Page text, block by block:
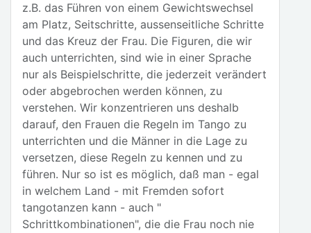
z.B. das Führen von einem Gewichtswechsel
am Platz, Seitschritte, aussenseitliche Schritte
und das Kreuz der Frau. Die Figuren, die wir
auch unterrichten, sind wie in einer Sprache
nur als Beispielschritte, die jederzeit verändert
oder abgebrochen werden können, zu
verstehen. Wir konzentrieren uns deshalb
darauf, den Frauen die Regeln im Tango zu
unterrichten und die Männer in die Lage zu
versetzen, diese Regeln zu kennen und zu
führen. Nur so ist es möglich, daß man - egal
in welchem Land - mit Fremden sofort
tangotanzen kann - auch "
Schrittkombinationen", die die Frau noch nie